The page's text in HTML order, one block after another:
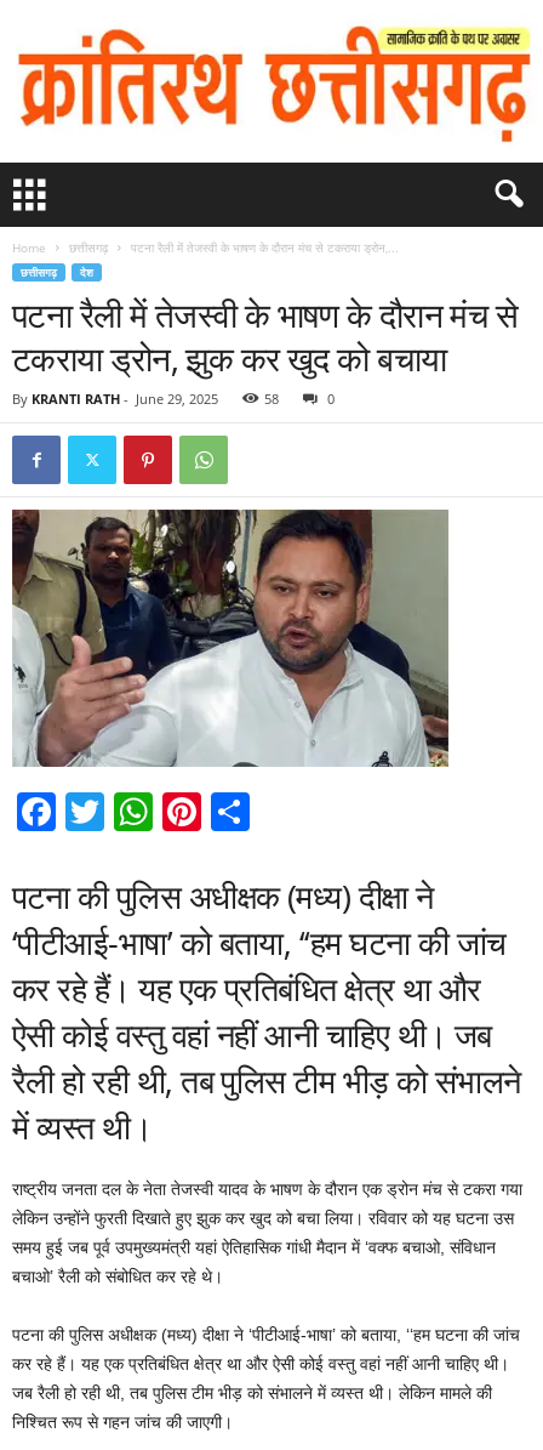
Home छत्तीसगढ़ पटना रैली में तेजस्वी के भाषण के दौरान मंच से टकराया ड्रोन,...
छत्तीसगढ़ देश
पटना रैली में तेजस्वी के भाषण के दौरान मंच से
टकराया ड्रोन, झुक कर खुद को बचाया
By KRANTI RATH - June 29, 2025 58 0
F
c
e
b
o
o
k
T
tt
er
W
at
s
A
p
p
Pi
er
e
st
ar
e
पटना की पुलिस अधीक्षक (मध्य) दीक्षा ने
‘पीटीआई-भाषा’ को बताया, ‘‘हम घटना की जांच
कर रहे हैं। यह एक प्रतिबंधित क्षेत्र था और
ऐसी कोई वस्तु वहां नहीं आनी चाहिए थी। जब
रैली हो रही थी, तब पुलिस टीम भीड़ को संभालने
में व्यस्त थी।
राष्ट्रीय जनता दल के नेता तेजस्वी यादव के भाषण के दौरान एक ड्रोन मंच से टकरा गया
लेकिन उन्होंने फुरती दिखाते हुए झुक कर खुद को बचा लिया। रविवार को यह घटना उस
समय हुई जब पूर्व उपमुख्यमंत्री यहां ऐतिहासिक गांधी मैदान में ‘वक्फ बचाओ, संविधान
बचाओ’ रैली को संबोधित कर रहे थे।
पटना की पुलिस अधीक्षक (मध्य) दीक्षा ने ‘पीटीआई-भाषा’ को बताया, ‘‘हम घटना की जांच
कर रहे हैं। यह एक प्रतिबंधित क्षेत्र था और ऐसी कोई वस्तु वहां नहीं आनी चाहिए थी।
जब रैली हो रही थी, तब पुलिस टीम भीड़ को संभालने में व्यस्त थी। लेकिन मामले की
निश्चित रूप से गहन जांच की जाएगी।